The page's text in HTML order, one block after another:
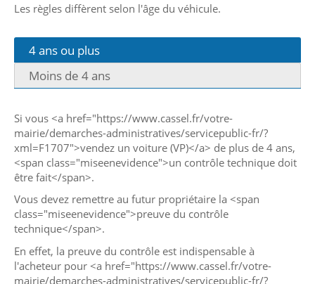
Les règles diffèrent selon l'âge du véhicule.
4 ans ou plus
Moins de 4 ans
Si vous <a href="https://www.cassel.fr/votre-
mairie/demarches-administratives/servicepublic-fr/?
xml=F1707">vendez un voiture (VP)</a> de plus de 4 ans,
<span class="miseenevidence">un contrôle technique doit
être fait</span>.
Vous devez remettre au futur propriétaire la <span
class="miseenevidence">preuve du contrôle
technique</span>.
En effet, la preuve du contrôle est indispensable à
l'acheteur pour <a href="https://www.cassel.fr/votre-
mairie/demarches-administratives/servicepublic-fr/?